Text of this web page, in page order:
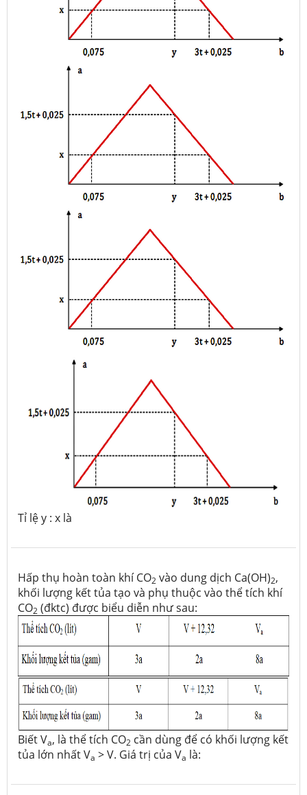
Tỉ lệ y : x là
Hấp thụ hoàn toàn khí CO2 vào dung dịch Ca(OH)2,
khối lượng kết tủa tạo và phụ thuộc vào thể tích khí
CO2 (đktc) được biểu diễn như sau:
Biết Va, là thể tích CO2 cần dùng để có khối lượng kết
tủa lớn nhất Va > V. Giá trị của Va là: